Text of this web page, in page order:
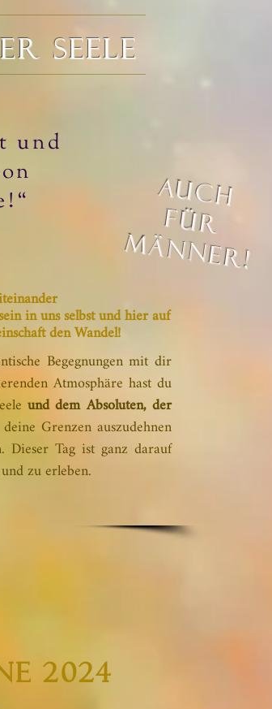
SEELE
in uns selbst und hier auf
den Wandel!
Begegnungen mit dir
Atmosphäre hast du
und dem Absoluten, der
Grenzen auszudehnen
Dieser Tag ist ganz darauf
zu erleben.
auch
für
männer!
und
2024